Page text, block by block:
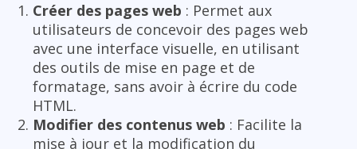
Créer des pages web : Permet aux
utilisateurs de concevoir des pages web
avec une interface visuelle, en utilisant
des outils de mise en page et de
formatage, sans avoir à écrire du code
HTML.
Modifier des contenus web : Facilite la
mise à jour et la modification du